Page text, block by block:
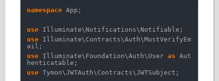
namespace App;
use Illuminate\Notifications\Notifiable;
use Illuminate\Contracts\Auth\MustVerifyEm
ail;
use Illuminate\Foundation\Auth\Useras
Aut
henticatable;
use Tymon\JWTAuth\Contracts\JWTSubject;